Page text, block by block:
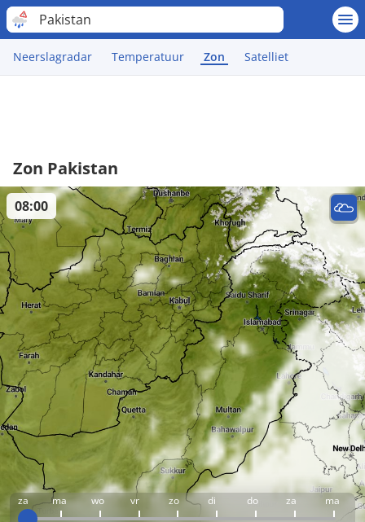
Pakistan
Neerslagradar Temperatuur Zon Satelliet
Zon Pakistan
za ma wo vr zo di do za ma
08:00